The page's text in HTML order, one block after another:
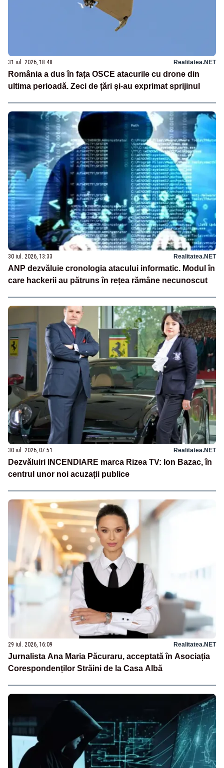
31 iul. 2026, 18:48 Realitatea.NET
România a dus în fața OSCE atacurile cu drone din
ultima perioadă. Zeci de țări și-au exprimat sprijinul
30 iul. 2026, 13:33 Realitatea.NET
ANP dezvăluie cronologia atacului informatic. Modul în
care hackerii au pătruns în rețea rămâne necunoscut
30 iul. 2026, 07:51 Realitatea.NET
Dezvăluiri INCENDIARE marca Rizea TV: Ion Bazac, în
centrul unor noi acuzații publice
29 iul. 2026, 16:09 Realitatea.NET
Jurnalista Ana Maria Păcuraru, acceptată în Asociația
Corespondenților Străini de la Casa Albă